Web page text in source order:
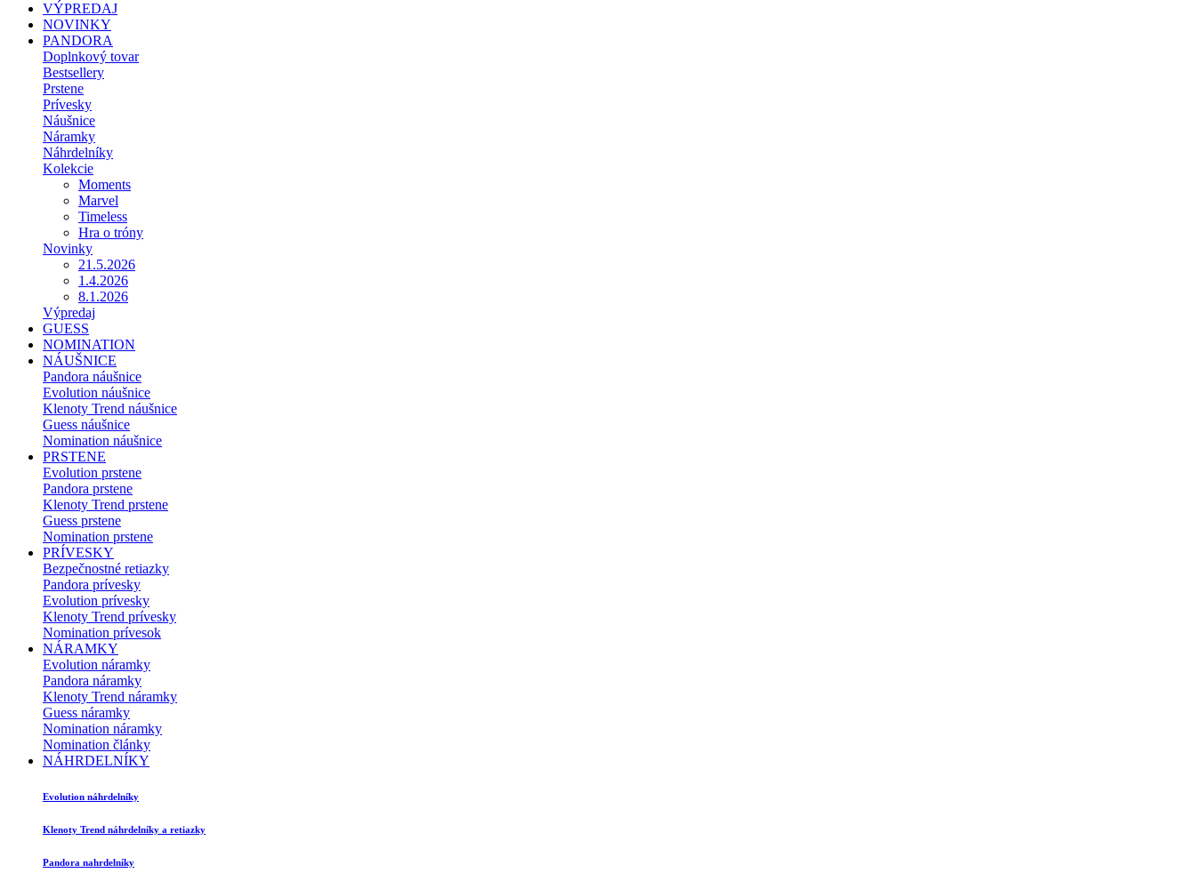
VÝPREDAJ
NOVINKY
PANDORA
Doplnkový tovar
Bestsellery
Prstene
Prívesky
Náušnice
Náramky
Náhrdelníky
Kolekcie
Moments
Marvel
Timeless
Hra o tróny
Novinky
21.5.2026
1.4.2026
8.1.2026
Výpredaj
GUESS
NOMINATION
NÁUŠNICE
Pandora náušnice
Evolution náušnice
Klenoty Trend náušnice
Guess náušnice
Nomination náušnice
PRSTENE
Evolution prstene
Pandora prstene
Klenoty Trend prstene
Guess prstene
Nomination prstene
PRÍVESKY
Bezpečnostné retiazky
Pandora prívesky
Evolution prívesky
Klenoty Trend prívesky
Nomination prívesok
NÁRAMKY
Evolution náramky
Pandora náramky
Klenoty Trend náramky
Guess náramky
Nomination náramky
Nomination články
NÁHRDELNÍKY
Evolution náhrdelníky
Klenoty Trend náhrdelníky a retiazky
Pandora nahrdelníky